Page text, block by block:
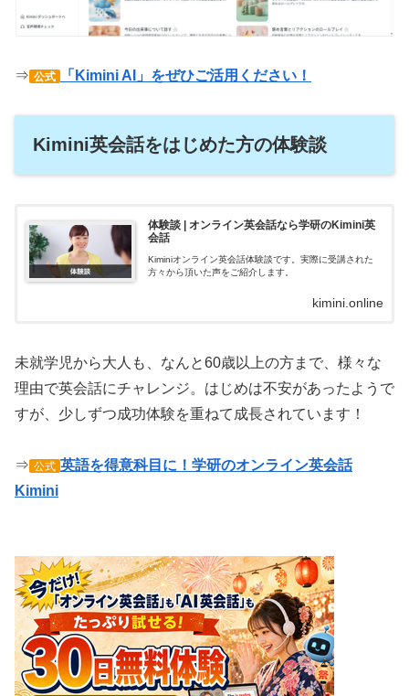
⇒ 公式 「Kimini AI」をぜひご活用ください！
Kimini英会話をはじめた方の体験談
体験談 | オンライン英会話なら学研のKimini英
会話
Kiminiオンライン英会話体験談です。実際に受講された
方々から頂いた声をご紹介します。
kimini.online
未就学児から大人も、なんと60歳以上の方まで、様々な
理由で英会話にチャレンジ。はじめは不安があったようで
すが、少しずつ成功体験を重ねて成長されています！
⇒ 公式 英語を得意科目に！学研のオンライン英会話
Kimini